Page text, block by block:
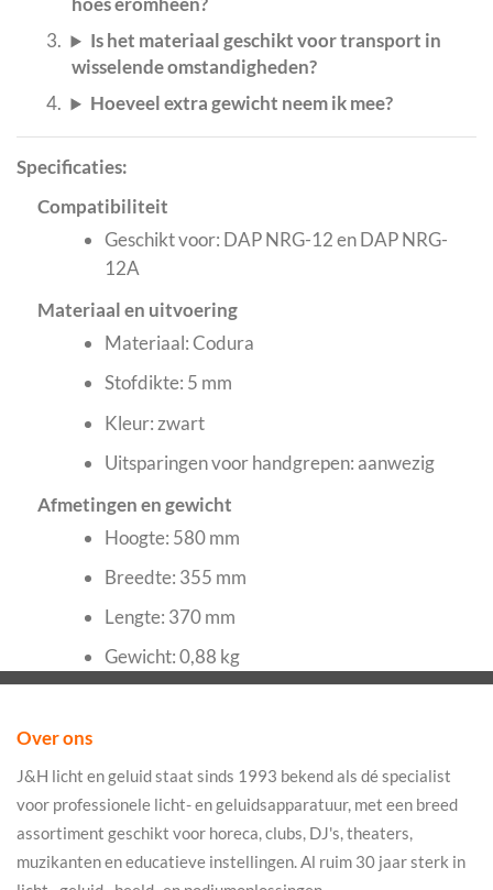
Is het materiaal geschikt voor transport in
wisselende omstandigheden?
Hoeveel extra gewicht neem ik mee?
Specificaties:
Compatibiliteit
Geschikt voor: DAP NRG-12 en DAP NRG-
12A
Materiaal en uitvoering
Materiaal: Codura
Stofdikte: 5 mm
Kleur: zwart
Uitsparingen voor handgrepen: aanwezig
Afmetingen en gewicht
Hoogte: 580 mm
Breedte: 355 mm
Lengte: 370 mm
Gewicht: 0,88 kg
Over ons
J&H licht en geluid staat sinds 1993 bekend als dé specialist
voor professionele licht- en geluidsapparatuur, met een breed
assortiment geschikt voor horeca, clubs, DJ's, theaters,
muzikanten en educatieve instellingen. Al ruim 30 jaar sterk in